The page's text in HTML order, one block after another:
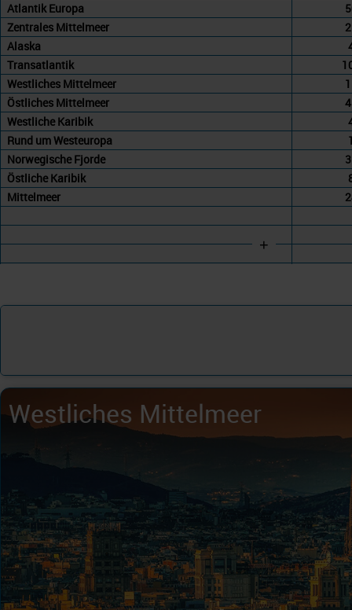
Atlantik Europa
Zentrales Mittelmeer
Alaska
Transatlantik
Westliches Mittelmeer
Östliches Mittelmeer
Westliche Karibik
Rund um Westeuropa
1
Norwegische Fjorde
Östliche Karibik
Mittelmeer
+
Westliches Mittelmeer
Östliches Mittelmeer